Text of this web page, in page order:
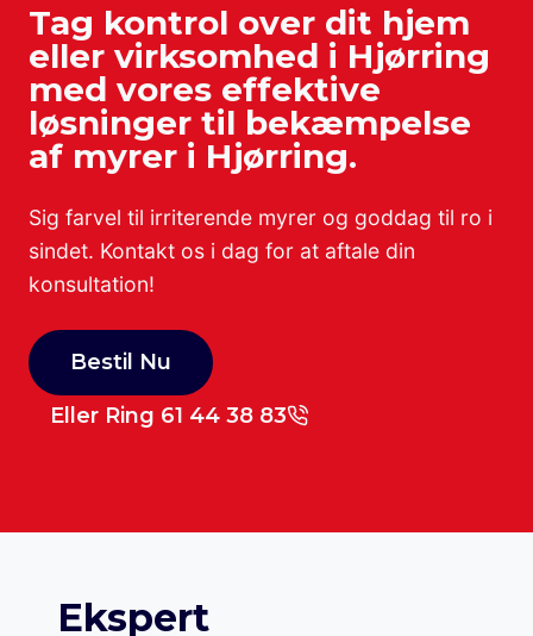
Tag kontrol over dit hjem
eller virksomhed i Hjørring
med vores effektive
løsninger til bekæmpelse
af myrer i Hjørring.
Sig farvel til irriterende myrer og goddag til ro i
sindet. Kontakt os i dag for at aftale din
konsultation!
Bestil Nu
Eller Ring 61 44 38 83
Ekspert